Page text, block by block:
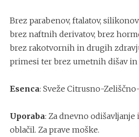
Brez parabenov, ftalatov,
brez naftnih derivatov, brez
brez rakotvornih in drugih
primesi ter brez umetnih dišav in
Esenca: Sveže Citrusno-
Uporaba: Za dnevno
oblačil. Za prave moške.